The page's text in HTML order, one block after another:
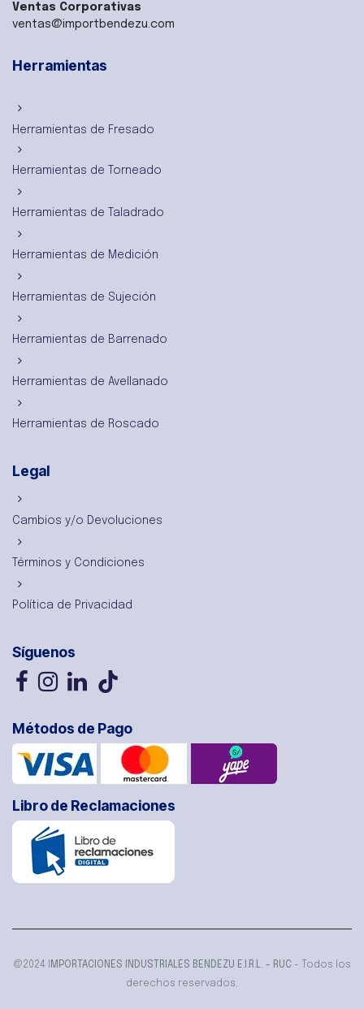
Ventas Corporativas
ventas@importbendezu.com
Herramientas
Herramientas de Fresado
Herramientas de Torneado
Herramientas de Taladrado
Herramientas de Medición
Herramientas de Sujeción
Herramientas de Barrenado
Herramientas de Avellanado
Herramientas de Roscado
Legal
Cambios y/o Devoluciones
Términos y Condiciones
Política de Privacidad
Síguenos
Métodos de Pago
Libro de Reclamaciones
@2024 I MPORTACIONES INDUSTRIALES BENDEZU E.I.R.L. - RUC - Todos los
derechos reservados.